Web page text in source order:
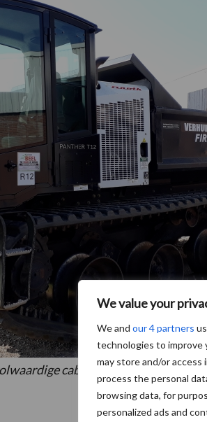
We value your
We and our 4 partners
technologies to improve
may store and/or access
process the personal
browsing data, for
personalized ads and
cabine me airco